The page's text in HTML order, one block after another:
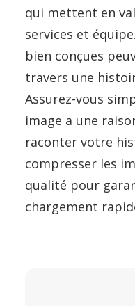
qui mettent en
services et
bien conçues
travers une
Assurez-vous
image a une
raconter votre
compresser les
qualité pour
chargement